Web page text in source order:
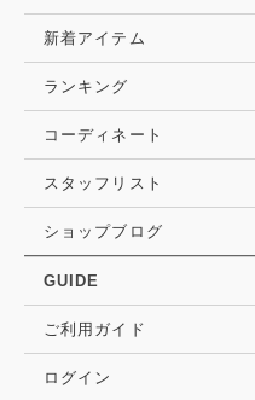
新着アイテム
ランキング
コーディネート
スタッフリスト
ショップブログ
GUIDE
ご利用ガイド
ログイン